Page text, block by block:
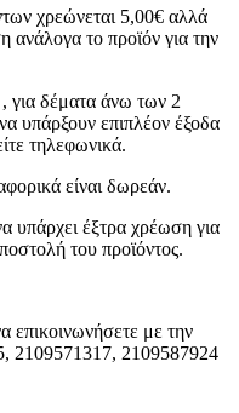
χρεώνεται 5,00€ αλλά
ανάλογα το προϊόν για την
για δέματα άνω των 2
υπάρξουν επιπλέον έξοδα
τηλεφωνικά.
είναι δωρεάν.
υπάρχει έξτρα χρέωση για
του προϊόντος.
επικοινωνήσετε με την
2109571317, 2109587924